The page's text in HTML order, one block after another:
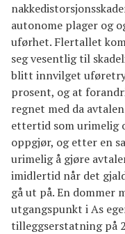
autonome plager og
uførhet. Flertallet
seg vesentlig til
blitt innvilget
prosent, og at
regnet med da
ettertid som urimelig
oppgjør, og etter en
urimelig å gjøre
imidlertid når det
gå ut på. En dommer
utgangspunkt i As
tilleggserstatning på